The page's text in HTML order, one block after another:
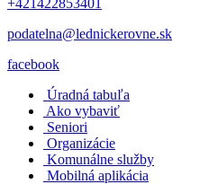
+421422853401
podatelna@lednickerovne.sk
facebook
Úradná tabuľa
Ako vybaviť
Seniori
Organizácie
Komunálne služby
Mobilná aplikácia